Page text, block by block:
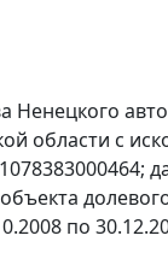
области с
по